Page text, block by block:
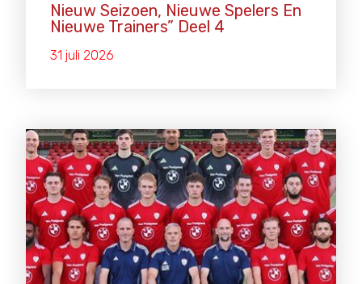
Nieuw Seizoen, Nieuwe Spelers En
Nieuwe Trainers” Deel 4
31 juli 2026